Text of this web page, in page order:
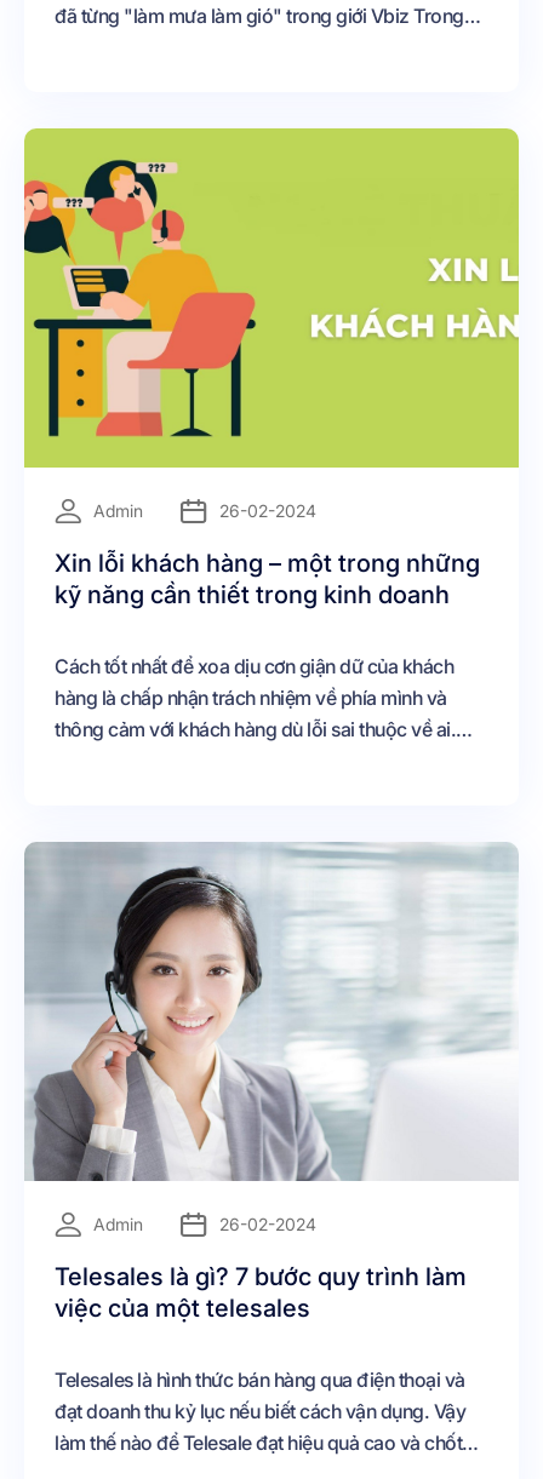
đã từng "làm mưa làm gió" trong giới Vbiz Trong
[caption id="attachment_2819"
align="aligncenter" width="700"]
Admin 26-02-2024
Xin lỗi khách hàng – một trong những
kỹ năng cần thiết trong kinh doanh
Cách tốt nhất để xoa dịu cơn giận dữ của khách
hàng là chấp nhận trách nhiệm về phía mình và
thông cảm với khách hàng dù lỗi sai thuộc về ai.
hình thức marketing cho sản phẩm.
Admin 26-02-2024
Telesales là gì? 7 bước quy trình làm
việc của một telesales
Telesales là hình thức bán hàng qua điện thoại và
đạt doanh thu kỷ lục nếu biết cách vận dụng. Vậy
làm thế nào để Telesale đạt hiệu quả cao và chốt